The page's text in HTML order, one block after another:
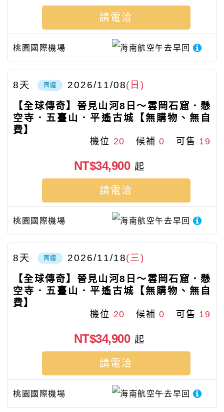
桃園國際機場 海南航空午去早回
請電洽
團體 2026/11/08(日)
8天
【全球傳奇】晉見山河8日～雲岡石窟．懸
空寺．五臺山．平遙古城【無購物、無自
費】
機位 20 候補0 可售 19
桃園國際機場 海南航空午去早回
NT$34,900 起
請電洽
團體 2026/11/18(三)
8天
【全球傳奇】晉見山河8日～雲岡石窟．懸
空寺．五臺山．平遙古城【無購物、無自
費】
機位 20 候補0 可售 19
桃園國際機場 海南航空午去早回
NT$34,900 起
請電洽